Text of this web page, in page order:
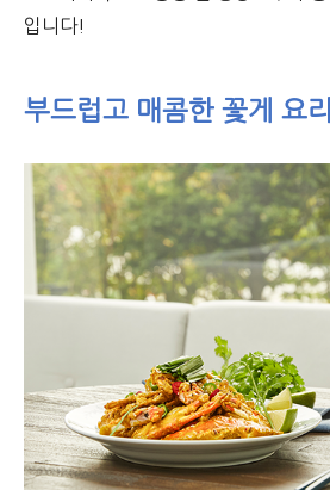
입니다!
부드럽고 매콤한 꽃게 요